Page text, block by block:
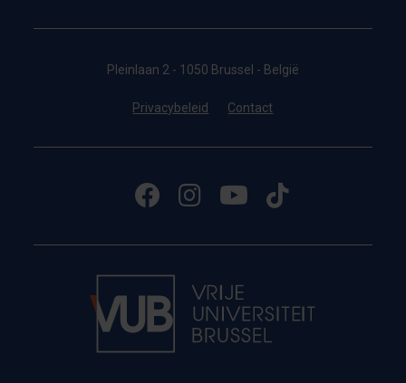
Pleinlaan 2 - 1050 Brussel - België
Privacybeleid Contact